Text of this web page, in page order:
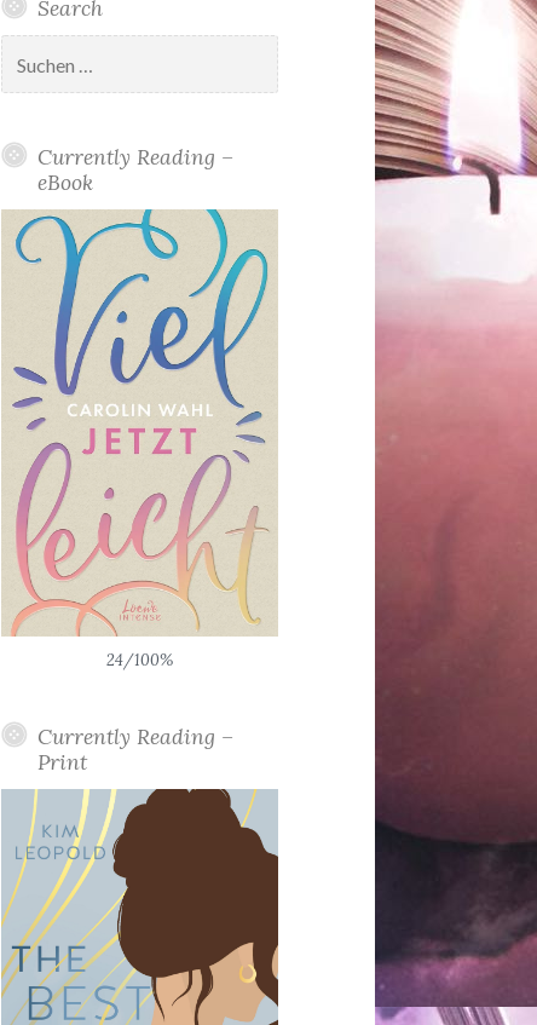
Search
nach:
Currently Reading –
eBook
24/100%
Currently Reading –
Print